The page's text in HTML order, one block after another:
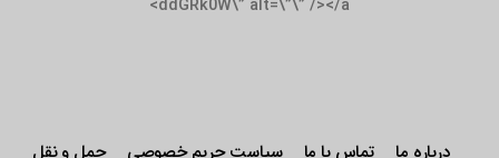
ddGRk0W\” alt=\”\” /></a>
درباره ما تماس با ما سیاست حریم خصوصی حمل و نقل